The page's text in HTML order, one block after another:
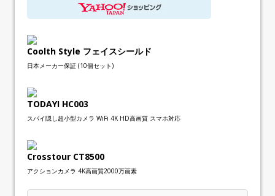
Coolth Style フェイスシールド
日本メーカー保証 (10個セット)
TODAYI HC003
スパイ隠し超小型カメラ WiFi 4K HD高画質 スマホ対応
Crosstour CT8500
アクションカメラ 4K高画質2000万画素